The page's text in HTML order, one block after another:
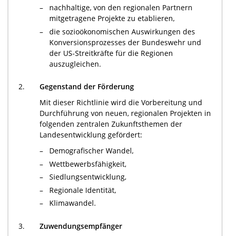
–
nachhaltige, von den regionalen Partnern
mitgetragene Projekte zu etablieren,
–
die sozioökonomischen Auswirkungen des
Konversionsprozesses der Bundeswehr und
der US-Streitkräfte für die Regionen
auszugleichen.
2.
Gegenstand der Förderung
Mit dieser Richtlinie wird die Vorbereitung und
Durchführung von neuen, regionalen Projekten in
folgenden zentralen Zukunftsthemen der
Landesentwicklung gefördert:
–
Demografischer Wandel,
–
Wettbewerbsfähigkeit,
–
Siedlungsentwicklung,
–
Regionale Identität,
–
Klimawandel.
3.
Zuwendungsempfänger